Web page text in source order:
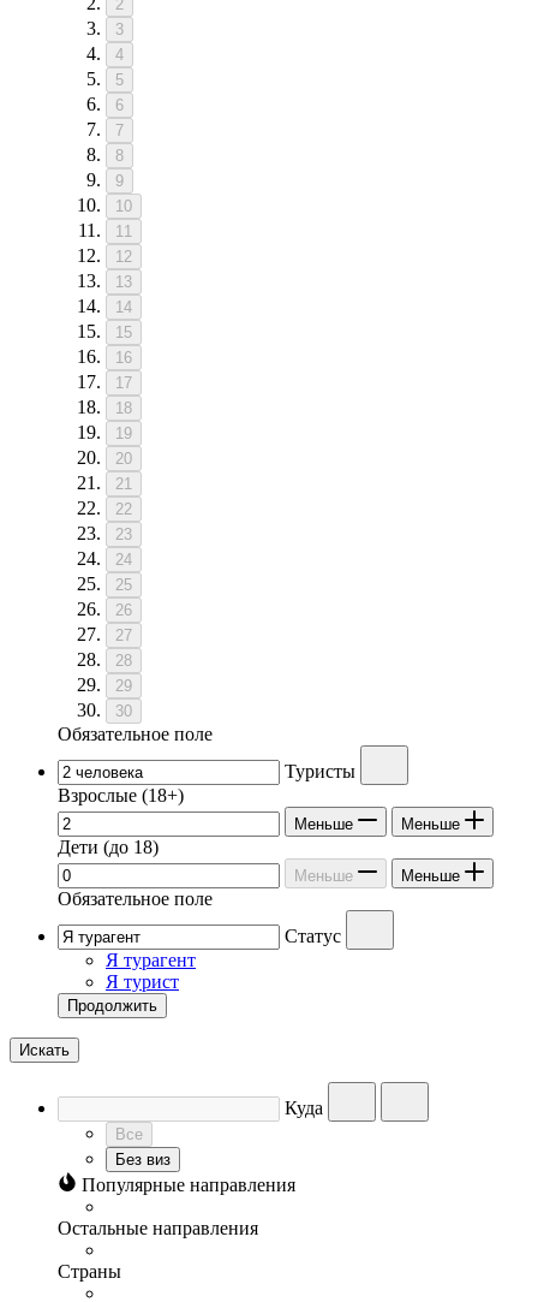
2
3
4
5
6
7
8
9
10
11
12
13
14
15
16
17
18
19
20
21
22
23
24
25
26
27
28
29
30
Обязательное поле
Туристы
Взрослые (18+)
Меньше Меньше
Дети (до 18)
Меньше Меньше
Обязательное поле
Статус
Я турагент
Я турист
Продолжить
Искать
Куда
Все
Без виз
Популярные направления
Остальные направления
Страны